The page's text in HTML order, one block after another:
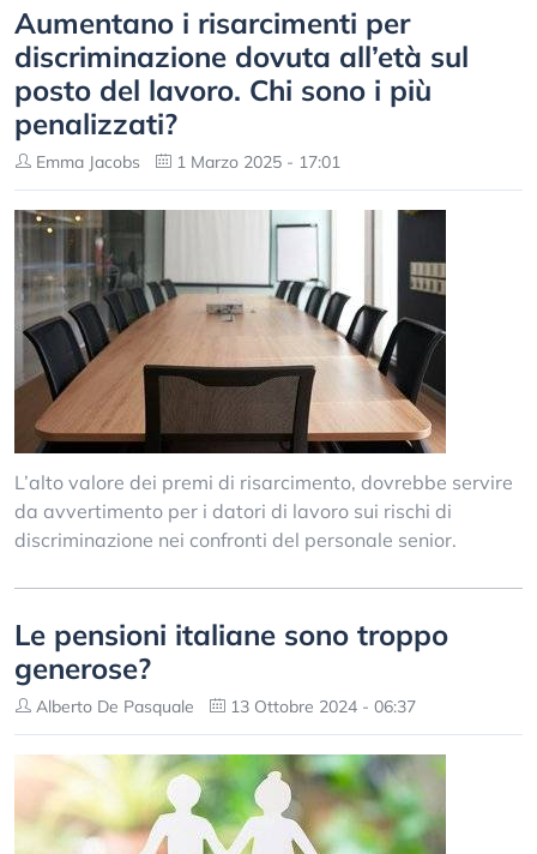
Aumentano i risarcimenti per
discriminazione dovuta all’età sul
posto del lavoro. Chi sono i più
penalizzati?
Emma Jacobs 1 Marzo 2025 - 17:01
L’alto valore dei premi di risarcimento, dovrebbe servire
da avvertimento per i datori di lavoro sui rischi di
discriminazione nei confronti del personale senior.
Le pensioni italiane sono troppo
generose?
Alberto De Pasquale 13 Ottobre 2024 - 06:37